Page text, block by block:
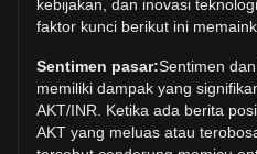
melampaui nilai tertinggi saat
Selama 7 hari terakhir, nilai
naik sebesar 7.51%. Selama
Akash Network (AKT) telah
kebijakan, dan inovasi
faktor kunci berikut ini
Sentimen pasar:Sentimen
memiliki dampak yang
AKT/INR. Ketika ada berita
AKT yang meluas atau